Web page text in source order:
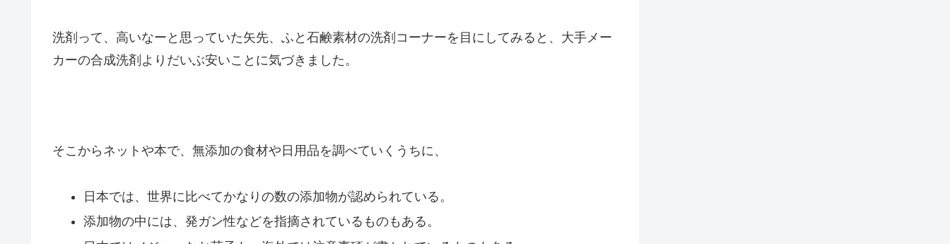
洗剤って、高いなーと思っていた矢先、ふと石鹸素材の洗剤コーナーを目にしてみると、大手メー
カーの合成洗剤よりだいぶ安いことに気づきました。
そこからネットや本で、無添加の食材や日用品を調べていくうちに、
日本では、世界に比べてかなりの数の添加物が認められている。
添加物の中には、発ガン性などを指摘されているものもある。